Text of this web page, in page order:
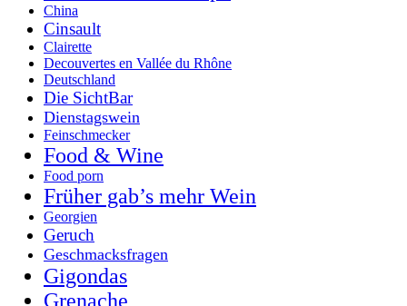
China
Cinsault
Clairette
Decouvertes en Vallée du Rhône
Deutschland
Die SichtBar
Dienstagswein
Feinschmecker
Food & Wine
Food porn
Früher gab’s mehr Wein
Georgien
Geruch
Geschmacksfragen
Gigondas
Grenache